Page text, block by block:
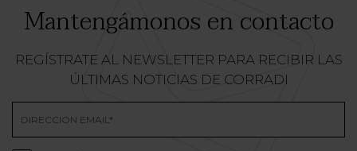
Mantengámonos en contacto
REGÍSTRATE AL NEWSLETTER PARA RECIBIR LAS
ÚLTIMAS NOTICIAS DE CORRADI